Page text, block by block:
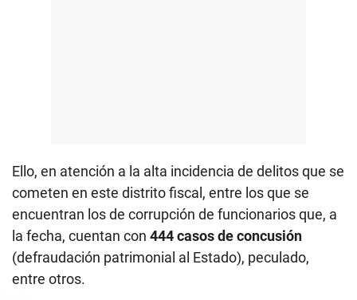
Ello, en atención a la alta incidencia de delitos que se
cometen en este distrito fiscal, entre los que se
encuentran los de corrupción de funcionarios que, a
la fecha, cuentan con 444 casos de concusión
(defraudación patrimonial al Estado), peculado,
entre otros.